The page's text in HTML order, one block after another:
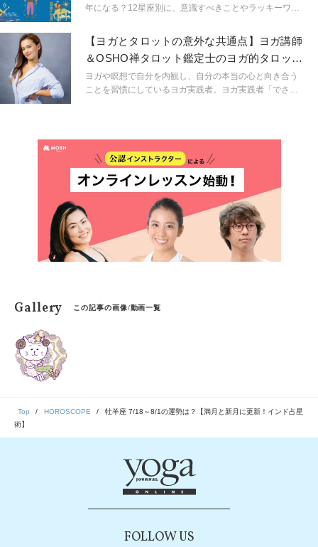
年になる？12星座別に、意識すべきことやラッキーワー
【ヨガとタロットの意外な共通点】ヨガ講師
＆OSHO禅タロット鑑定士のヨガ的タロット
活用術とは？
ヨガや瞑想で自分を内観し、自分の本当の心と向き合う
ことを習慣にしているヨガ実践者。ヨガ実践者「でさ
てしまうことは少なくありません。そんな迷えるヨギ
ー・ヨギーニに向けて、自分の心と向き合うこと、そし
て自分を知ってくことを、ヨガと占いという２つのツー
ルを活用して伝えているIKUMIさんにお話を伺いまし
た。
Gallery この記事の画像/動画一覧
Top HOROSCOPE
牡羊座 7/18～8/1の運勢は？【満月と新月に更新！インド占星
術】
FOLLOW US